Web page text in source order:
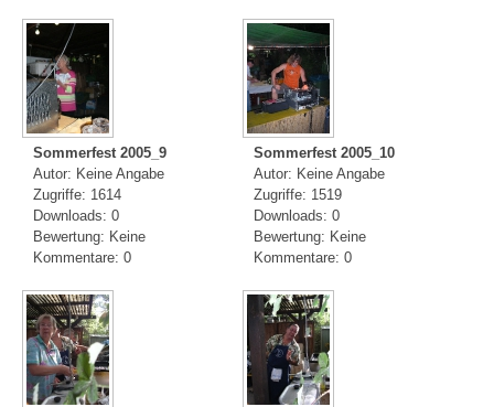
Sommerfest 2005_9
Autor: Keine Angabe
Zugriffe: 1614
Downloads: 0
Bewertung: Keine
Kommentare: 0
Sommerfest 2005_10
Autor: Keine Angabe
Zugriffe: 1519
Downloads: 0
Bewertung: Keine
Kommentare: 0